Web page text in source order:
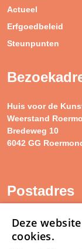
Actueel
Erfgoedbeleid
Steunpunten
Huis voor de
Weerstand
Bredeweg 10
6042 GG
Postadres
SAM Limburg
Postbus 203
Deze
cookies.